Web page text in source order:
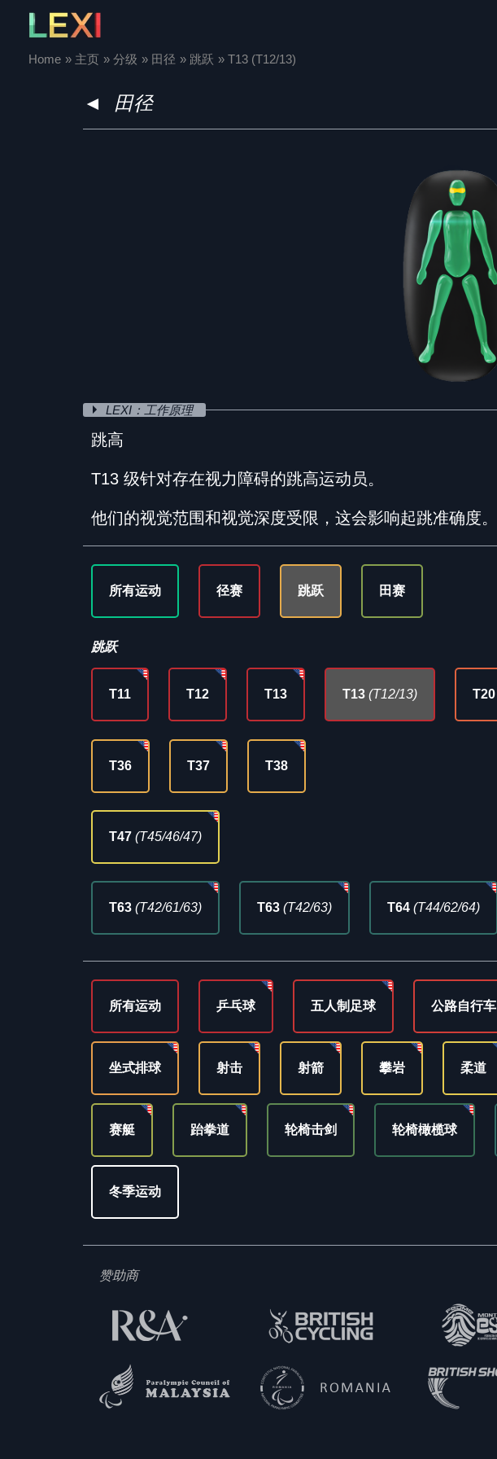
contentHome 主页 分级 田径 跳跃 T13 (T12/13)
◄ 田径
LEXI：工作原理
跳高
T13 级针对存在视力障碍的跳高运动员。
他们的视觉范围和视觉深度受限，这会影响起跳准确度。
所有运动 径赛 跳跃 田赛
跳跃
T11 T12 T13 T13 (T12/13) T20
T36 T37 T38
T47 (T45/46/47)
T63 (T42/61/63) T63 (T42/63) T64 (T44/62/64)
所有运动 乒乓球 五人制足球 公路自行车
坐式排球 射击 射箭 攀岩 柔道
赛艇 跆拳道 轮椅击剑 轮椅橄榄球
冬季运动
赞助商